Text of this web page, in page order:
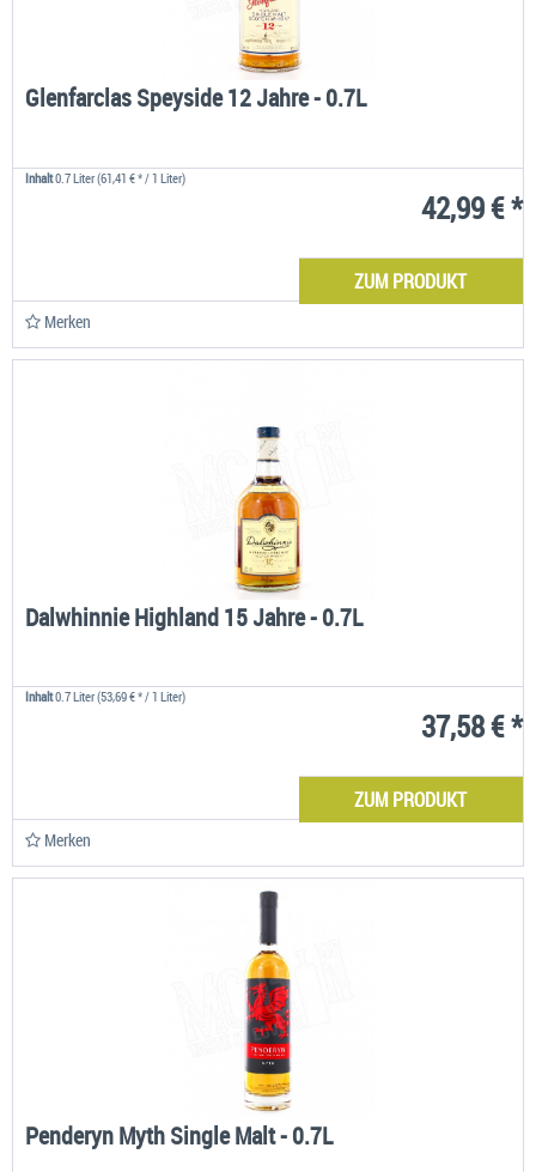
Glenfarclas Speyside 12 Jahre - 0.7L
Inhalt0.7 Liter(61,41 € * / 1 Liter)
42,99 € *
ZUM PRODUKT
Merken
Dalwhinnie Highland 15 Jahre - 0.7L
Inhalt0.7 Liter(53,69 € * / 1 Liter)
37,58 € *
ZUM PRODUKT
Merken
Penderyn Myth Single Malt - 0.7L